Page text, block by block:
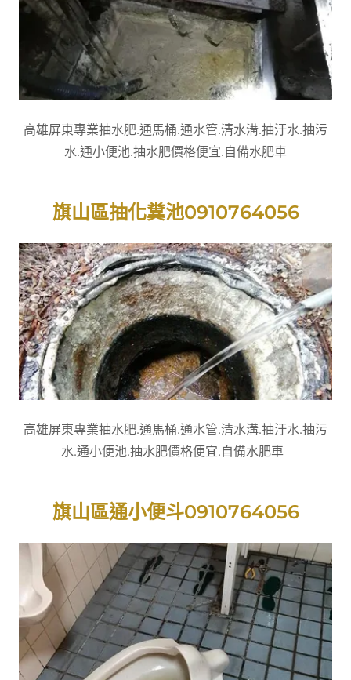
高雄屏東專業抽水肥.通馬桶.通水管.清水溝.抽汙水.抽污
水.通小便池.抽水肥價格便宜.自備水肥車
旗山區抽化糞池0910764056
高雄屏東專業抽水肥.通馬桶.通水管.清水溝.抽汙水.抽污
水.通小便池.抽水肥價格便宜.自備水肥車
旗山區通小便斗0910764056